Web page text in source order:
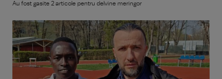
Au fost gasite 2 articole pentru delvine meringor